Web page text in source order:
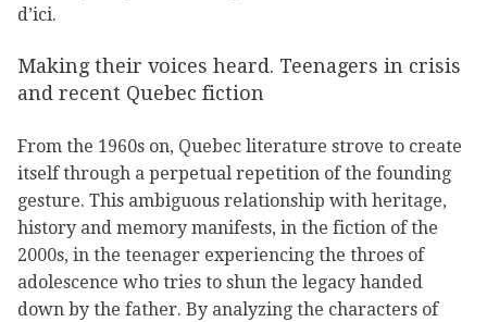
d’ici.
Making their voices heard. Teenagers in crisis
and recent Quebec fiction
From the 1960s on, Quebec literature strove to create
itself through a perpetual repetition of the founding
gesture. This ambiguous relationship with heritage,
history and memory manifests, in the fiction of the
2000s, in the teenager experiencing the throes of
adolescence who tries to shun the legacy handed
down by the father. By analyzing the characters of